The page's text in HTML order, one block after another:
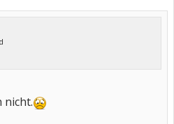
nicht.